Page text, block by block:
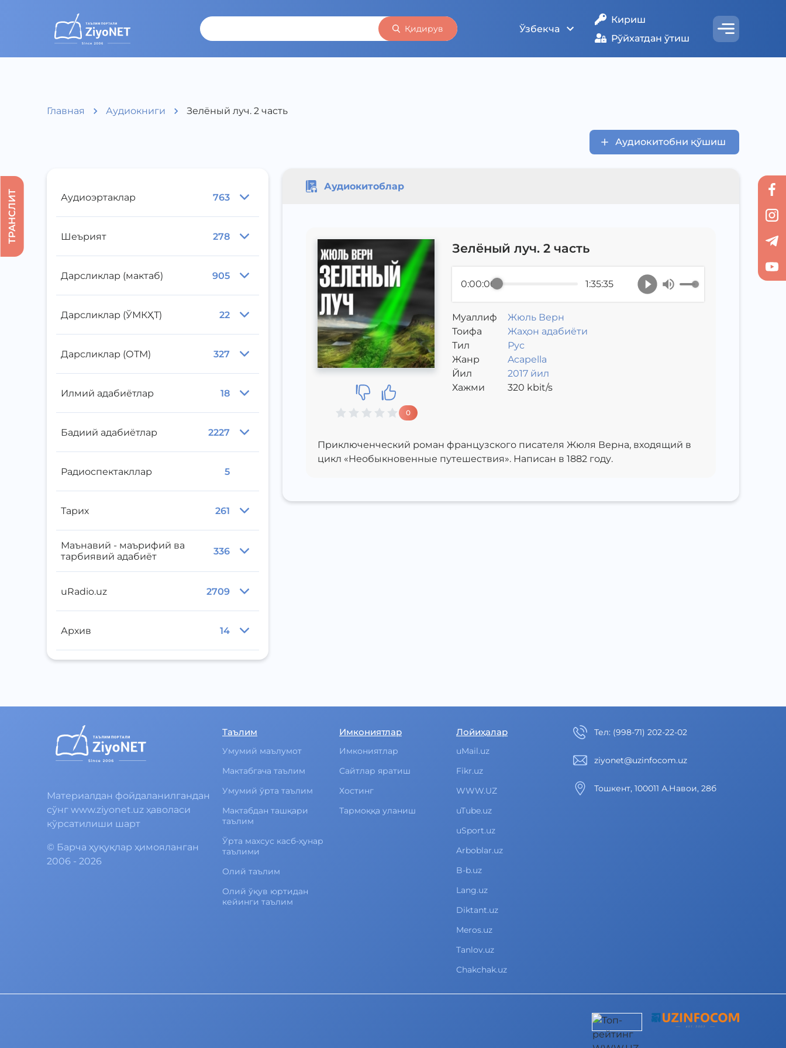
Қидирув Ўзбекча
Кириш
Рўйхатдан ўтиш
Главная Аудиокниги Зелёный луч. 2 часть
Аудиокитобни қўшиш
Аудиоэртаклар 763
Шеърият 278
Дарсликлар (мактаб) 905
Дарсликлар (ЎМКҲТ) 22
Дарсликлар (ОТМ) 327
Илмий адабиётлар 18
Бадиий адабиётлар 2227
Радиоспектакллар 5
Тарих 261
Маънавий - маърифий ва
тарбиявий адабиёт
336
uRadio.uz 2709
Архив 14
Аудиокитоблар
0
Зелёный луч. 2 часть
0:00:00 1:35:35
Муаллиф
Жюль Верн
Toифа
Жаҳон адабиёти
Тил
Рус
Жанр
Acapella
Йил
2017 йил
Хажми
320 kbit/s
Приключенческий роман французского писателя Жюля Верна, входящий в
цикл «Необыкновенные путешествия». Написан в 1882 году.
ТРАНСЛИТ
Материалдан фойдаланилгандан
сўнг www.ziyonet.uz ҳаволаси
кўрсатилиши шарт
© Барча ҳуқуқлар ҳимояланган
2006 - 2026
Таълим
Умумий маълумот
Мактабгача таълим
Умумий ўрта таълим
Мактабдан ташқари
таълим
Ўрта махсус касб-ҳунар
таълими
Олий таълим
Олий ўқув юртидан
кейинги таълим
Имкониятлар
Имкониятлар
Cайтлар яратиш
Хостинг
Тармоққа уланиш
Лойиҳалар
uMail.uz
Fikr.uz
WWW.UZ
uTube.uz
uSport.uz
Arboblar.uz
B-b.uz
Lang.uz
Diktant.uz
Meros.uz
Tanlov.uz
Chakchak.uz
Тел: (998-71) 202-22-02
ziyonet@uzinfocom.uz
Тошкент, 100011 А.Навои, 28б